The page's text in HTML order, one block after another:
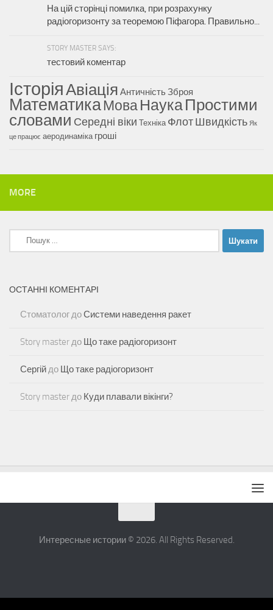
На цій сторінці помилка, при розрахунку
радіогоризонту за теоремою Піфагора. Правильно...
STORY MASTER SAYS:
тестовий коментар
ІсторіяАвіація АнтичністьЗброя
МатематикаМоваНаукаПростими
словами Середні віки Техніка Флот Швидкість Як
це працює аеродинаміка гроші
MORE
Пошук:
ОСТАННІ КОМЕНТАРІ
СтоматологдоСистеми наведення ракет
Story masterдо Що таке радіогоризонт
Сергійдо Що таке радіогоризонт
Story masterдо Куди плавали вікінги?
Интересные истории © 2026. All Rights Reserved.